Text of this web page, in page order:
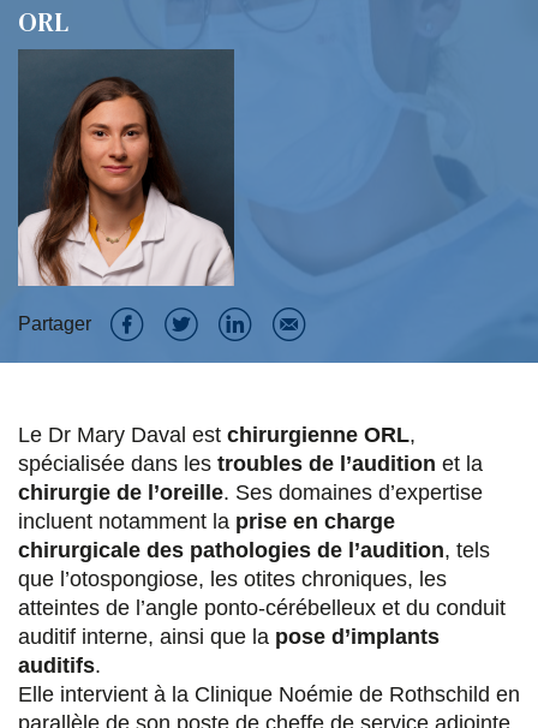
ORL
Partager
P
r
t
a
g
e
r
s
P
r
t
a
g
e
r
s
P
r
t
a
g
e
r
s
P
r
t
a
g
e
r
p
Le Dr Mary Daval est chirurgienne ORL,
spécialisée dans les troubles de l’audition et la
chirurgie de l’oreille. Ses domaines d’expertise
incluent notamment la prise en charge
chirurgicale des pathologies de l’audition, tels
que l’otospongiose, les otites chroniques, les
atteintes de l’angle ponto-cérébelleux et du conduit
auditif interne, ainsi que la pose d’implants
auditifs.
Elle intervient à la Clinique Noémie de Rothschild en
parallèle de son poste de cheffe de service adjointe